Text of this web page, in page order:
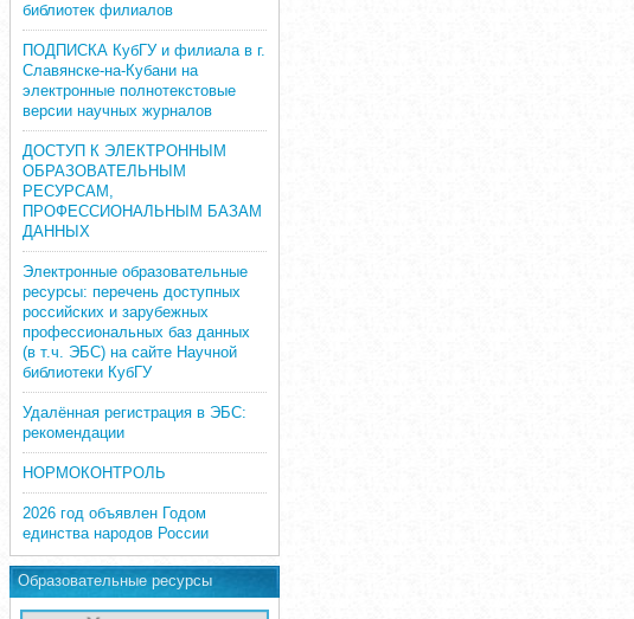
библиотек филиалов
ПОДПИСКА КубГУ и филиала в г.
Славянске-на-Кубани на
электронные полнотекстовые
версии научных журналов
ДОСТУП К ЭЛЕКТРОННЫМ
ОБРАЗОВАТЕЛЬНЫМ
РЕСУРСАМ,
ПРОФЕССИОНАЛЬНЫМ БАЗАМ
ДАННЫХ
Электронные образовательные
ресурсы: перечень доступных
российских и зарубежных
профессиональных баз данных
(в т.ч. ЭБС) на сайте Научной
библиотеки КубГУ
Удалённая регистрация в ЭБС:
рекомендации
НОРМОКОНТРОЛЬ
2026 год объявлен Годом
единства народов России
Образовательные ресурсы